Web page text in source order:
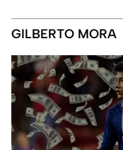
GILBERTO MORA